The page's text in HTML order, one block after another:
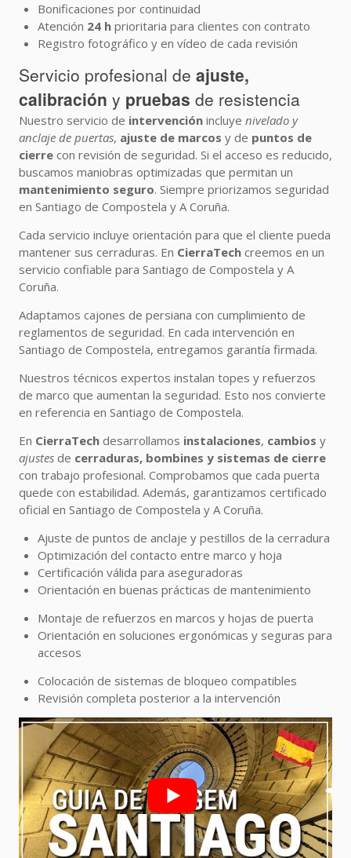
Bonificaciones por continuidad
Atención 24 h prioritaria para clientes con contrato
Registro fotográfico y en vídeo de cada revisión
Servicio profesional de ajuste,
calibración y pruebas de resistencia
Nuestro servicio de intervención incluye nivelado y
anclaje de puertas, ajuste de marcos y de puntos de
cierre con revisión de seguridad. Si el acceso es reducido,
buscamos maniobras optimizadas que permitan un
mantenimiento seguro. Siempre priorizamos seguridad
en Santiago de Compostela y A Coruña.
Cada servicio incluye orientación para que el cliente pueda
mantener sus cerraduras. En CierraTech creemos en un
servicio confiable para Santiago de Compostela y A
Coruña.
Adaptamos cajones de persiana con cumplimiento de
reglamentos de seguridad. En cada intervención en
Santiago de Compostela, entregamos garantía firmada.
Nuestros técnicos expertos instalan topes y refuerzos
de marco que aumentan la seguridad. Esto nos convierte
en referencia en Santiago de Compostela.
En CierraTech desarrollamos instalaciones, cambios y
ajustes de cerraduras, bombines y sistemas de cierre
con trabajo profesional. Comprobamos que cada puerta
quede con estabilidad. Además, garantizamos certificado
oficial en Santiago de Compostela y A Coruña.
Ajuste de puntos de anclaje y pestillos de la cerradura
Optimización del contacto entre marco y hoja
Certificación válida para aseguradoras
Orientación en buenas prácticas de mantenimiento
Montaje de refuerzos en marcos y hojas de puerta
Orientación en soluciones ergonómicas y seguras para
accesos
Colocación de sistemas de bloqueo compatibles
Revisión completa posterior a la intervención